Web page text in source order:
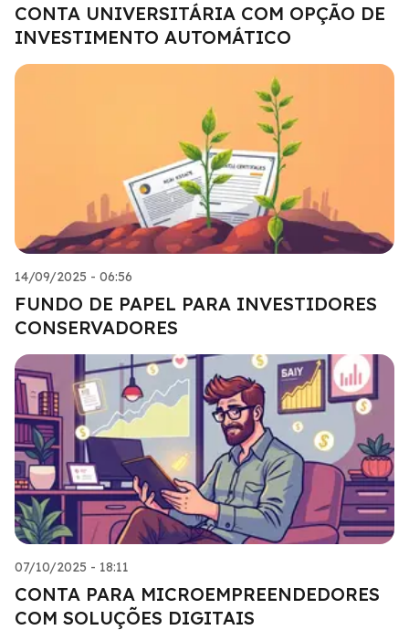
CONTA UNIVERSITÁRIA COM OPÇÃO DE
INVESTIMENTO AUTOMÁTICO
14/09/2025 - 06:56
FUNDO DE PAPEL PARA INVESTIDORES
CONSERVADORES
07/10/2025 - 18:11
CONTA PARA MICROEMPREENDEDORES
COM SOLUÇÕES DIGITAIS